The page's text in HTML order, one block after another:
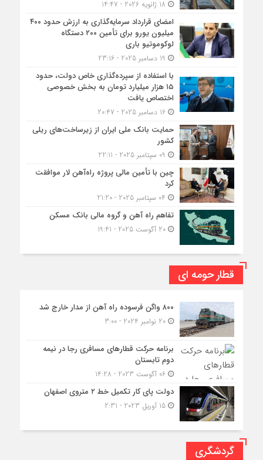
امضای قرارداد سرمایه‌گذاری به ارزش حدود ۴۰۰
میلیون یورو برای تأمین ۲۰۰ دستگاه
لوکوموتیو باری
با استفاده از سپرده‌گذاری خاص دولت، حدود
۱۵ هزار میلیارد تومان به بخش خصوصی
اختصاص یافت
16 دسامبر 2025 - 20:47
حمایت بانک ملی ایران از زیرساخت‌های ریلی
کشور
چین با تأمین مالی پروژه راه‌آهن لار موافقت
کرد
تفاهم راه آهن و گروه مالی بانک مسکن
20 آگوست 2025 - 19:41
قطار حومه ای
۸۰۰ واگن فرسوده راه آهن از مدار خارج شد
20 نوامبر 2024 - 3:00
برنامه حرکت قطارهای مسافری رجا در نیمه
دوم تابستان
06 آگوست 2023 - 14:28
دولت پای کار تکمیل خط ۲ متروی اصفهان
15 آوریل 2023 - 2:31
گردشگری